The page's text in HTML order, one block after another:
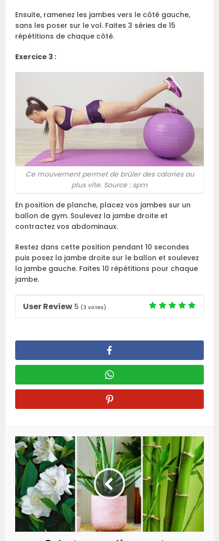
Ensuite, ramenez les jambes vers le côté gauche,
sans les poser sur le vol. Faites 3 séries de 15
répétitions de chaque côté.
Exercice 3 :
Ce mouvement permet de brûler des calories au
plus vite. Source : spm
En position de planche, placez vos jambes sur un
ballon de gym. Soulevez la jambe droite et
contractez vos abdominaux.
Restez dans cette position pendant 10 secondes
puis posez la jambe droite sur le ballon et soulevez
la jambe gauche. Faites 10 répétitions pour chaque
jambe.
User Review 5 (3 votes)